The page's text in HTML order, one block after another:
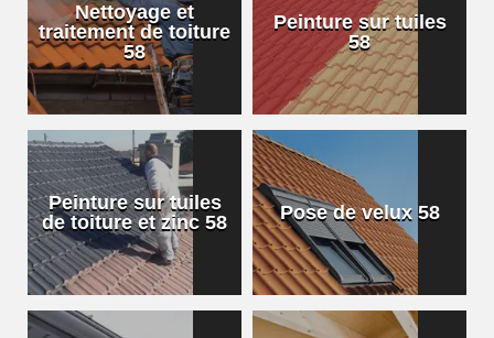
Nettoyage et
traitement de toiture
58
Peinture sur tuiles
58
Peinture sur tuiles
de toiture et zinc 58
Pose de velux 58